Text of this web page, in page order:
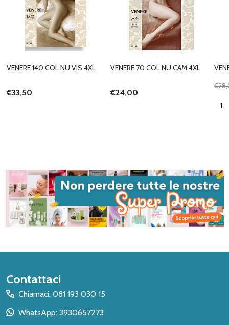
VENERE 140 COL NU VIS 4XL
€33,50
VENERE 70 COL NU CAM 4XL
€24,00
Inizio
del
piè
Contattaci
Chiamaci: 081 193 030 15
WhatsApp: 3930657273